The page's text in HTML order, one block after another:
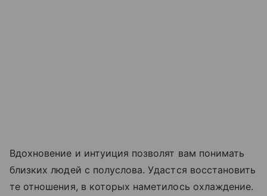
Вдохновение и интуиция позволят вам понимать
близких людей с полуслова. Удастся восстановить
те отношения, в которых наметилось охлаждение.